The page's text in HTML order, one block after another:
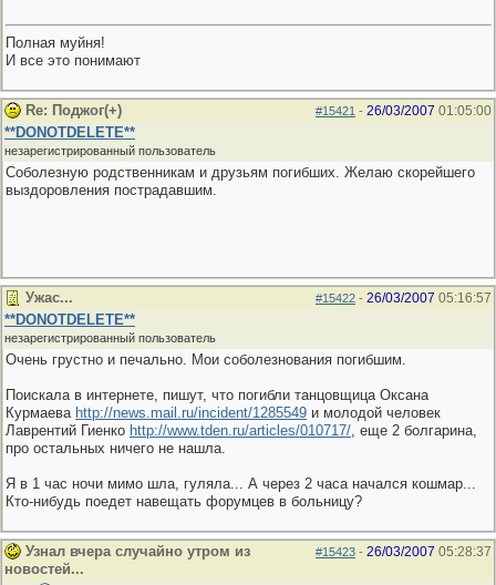
Полная муйня!
И все это понимают
#15421 - 26/03/2007 01:05:00
Re: Поджог(+)
**DONOTDELETE**
незарегистрированный пользователь
Соболезную родственникам и друзьям погибших. Желаю скорейшего
выздоровления пострадавшим.
#15422 - 26/03/2007 05:16:57
Ужас...
**DONOTDELETE**
незарегистрированный пользователь
Очень грустно и печально. Мои соболезнования погибшим.
Поискала в интернете, пишут, что погибли танцовщица Оксана
Курмаева http://news.mail.ru/incident/1285549 и молодой человек
Лаврентий Гиенко http://www.tden.ru/articles/010717/, еще 2 болгарина,
про остальных ничего не нашла.
Я в 1 час ночи мимо шла, гуляла... А через 2 часа начался кошмар...
Кто-нибудь поедет навещать форумцев в больницу?
#15423 - 26/03/2007 05:28:37
Узнал вчера случайно утром из
новостей...